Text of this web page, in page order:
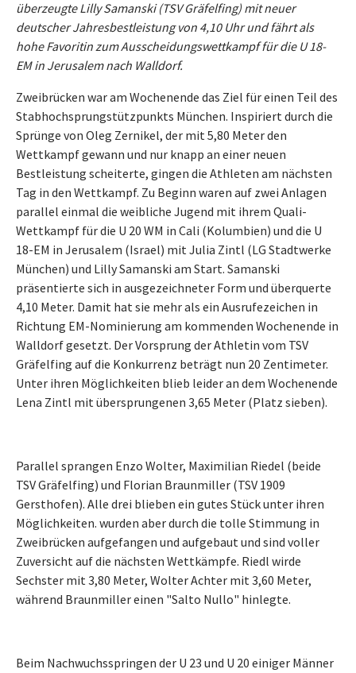
überzeugte Lilly Samanski (TSV Gräfelfing) mit neuer
deutscher Jahresbestleistung von 4,10 Uhr und fährt als
hohe Favoritin zum Ausscheidungswettkampf für die U 18-
EM in Jerusalem nach Walldorf.
Zweibrücken war am Wochenende das Ziel für einen Teil des
Stabhochsprungstützpunkts München. Inspiriert durch die
Sprünge von Oleg Zernikel, der mit 5,80 Meter den
Wettkampf gewann und nur knapp an einer neuen
Bestleistung scheiterte, gingen die Athleten am nächsten
Tag in den Wettkampf. Zu Beginn waren auf zwei Anlagen
parallel einmal die weibliche Jugend mit ihrem Quali-
Wettkampf für die U 20 WM in Cali (Kolumbien) und die U
18-EM in Jerusalem (Israel) mit Julia Zintl (LG Stadtwerke
München) und Lilly Samanski am Start. Samanski
präsentierte sich in ausgezeichneter Form und überquerte
4,10 Meter. Damit hat sie mehr als ein Ausrufezeichen in
Richtung EM-Nominierung am kommenden Wochenende in
Walldorf gesetzt. Der Vorsprung der Athletin vom TSV
Gräfelfing auf die Konkurrenz beträgt nun 20 Zentimeter.
Unter ihren Möglichkeiten blieb leider an dem Wochenende
Lena Zintl mit übersprungenen 3,65 Meter (Platz sieben).
Parallel sprangen Enzo Wolter, Maximilian Riedel (beide
TSV Gräfelfing) und Florian Braunmiller (TSV 1909
Gersthofen). Alle drei blieben ein gutes Stück unter ihren
Möglichkeiten. wurden aber durch die tolle Stimmung in
Zweibrücken aufgefangen und aufgebaut und sind voller
Zuversicht auf die nächsten Wettkämpfe. Riedl wirde
Sechster mit 3,80 Meter, Wolter Achter mit 3,60 Meter,
während Braunmiller einen "Salto Nullo" hinlegte.
Beim Nachwuchsspringen der U 23 und U 20 einiger Männer